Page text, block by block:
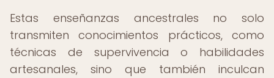
Estas enseñanzas ancestrales no solo
transmiten conocimientos prácticos, como
técnicas de supervivencia o habilidades
artesanales, sino que también inculcan